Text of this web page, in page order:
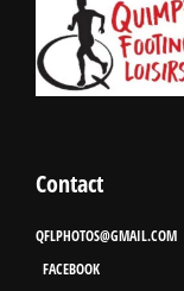
Contact
QFLPHOTOS@GMAIL.COM
FACEBOOK